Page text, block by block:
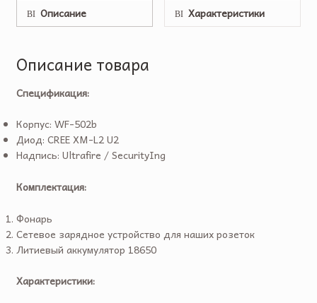
Описание
Характеристики
Описание товара
Спецификация:
Корпус: WF-502b
Диод: CREE XM-L2 U2
Надпись: Ultrafire / SecurityIng
Комплектация:
Фонарь
Сетевое зарядное устройство для наших розеток
Литиевый аккумулятор 18650
Характеристики: